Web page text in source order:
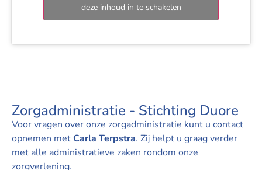
deze inhoud in te schakelen
Zorgadministratie - Stichting Duore
Voor vragen over onze zorgadministratie kunt u contact
opnemen metCarla Terpstra. Zij helpt u graag verder
met alle administratieve zaken rondom onze
zorgverlening.